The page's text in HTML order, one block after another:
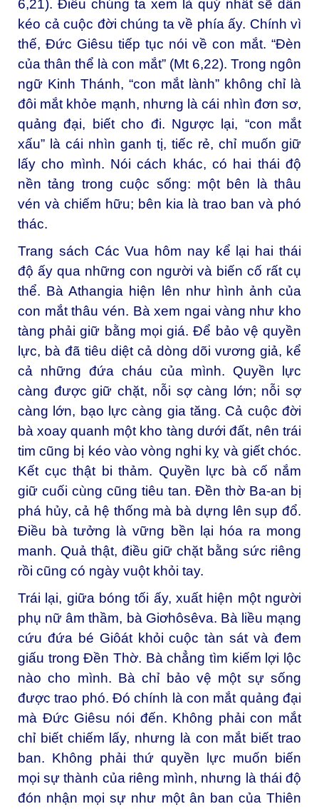
6,21). Điều chúng ta xem là quý nhất sẽ dần
kéo cả cuộc đời chúng ta về phía ấy. Chính vì
thế, Đức Giêsu tiếp tục nói về con mắt. “Đèn
của thân thể là con mắt” (Mt 6,22). Trong ngôn
ngữ Kinh Thánh, “con mắt lành” không chỉ là
đôi mắt khỏe mạnh, nhưng là cái nhìn đơn sơ,
quảng đại, biết cho đi. Ngược lại, “con mắt
xấu” là cái nhìn ganh tị, tiếc rẻ, chỉ muốn giữ
lấy cho mình. Nói cách khác, có hai thái độ
nền tảng trong cuộc sống: một bên là thâu
vén và chiếm hữu; bên kia là trao ban và phó
thác.
Trang sách Các Vua hôm nay kể lại hai thái
độ ấy qua những con người và biến cố rất cụ
thể. Bà Athangia hiện lên như hình ảnh của
con mắt thâu vén. Bà xem ngai vàng như kho
tàng phải giữ bằng mọi giá. Để bảo vệ quyền
lực, bà đã tiêu diệt cả dòng dõi vương giả, kể
cả những đứa cháu của mình. Quyền lực
càng được giữ chặt, nỗi sợ càng lớn; nỗi sợ
càng lớn, bạo lực càng gia tăng. Cả cuộc đời
bà xoay quanh một kho tàng dưới đất, nên trái
tim cũng bị kéo vào vòng nghi kỵ và giết chóc.
Kết cục thật bi thảm. Quyền lực bà cố nắm
giữ cuối cùng cũng tiêu tan. Đền thờ Ba-an bị
phá hủy, cả hệ thống mà bà dựng lên sụp đổ.
Điều bà tưởng là vững bền lại hóa ra mong
manh. Quả thật, điều giữ chặt bằng sức riêng
rồi cũng có ngày vuột khỏi tay.
Trái lại, giữa bóng tối ấy, xuất hiện một người
phụ nữ âm thầm, bà Giơhôsêva. Bà liều mạng
cứu đứa bé Giôát khỏi cuộc tàn sát và đem
giấu trong Đền Thờ. Bà chẳng tìm kiếm lợi lộc
nào cho mình. Bà chỉ bảo vệ một sự sống
được trao phó. Đó chính là con mắt quảng đại
mà Đức Giêsu nói đến. Không phải con mắt
chỉ biết chiếm lấy, nhưng là con mắt biết trao
ban. Không phải thứ quyền lực muốn biến
mọi sự thành của riêng mình, nhưng là thái độ
đón nhận mọi sự như một ân ban của Thiên